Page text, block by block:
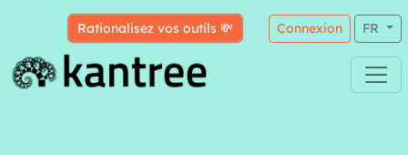
Rationalisez vos outils 💸 Connexion FR